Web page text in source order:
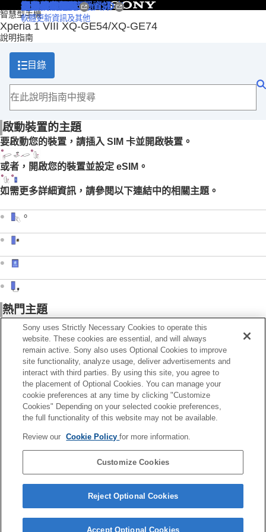
智慧型手機
Xperia 1 VIII XQ-GE54/XQ-GE74
說明指南
目錄
目錄
頁首
開始使用
瞭解基本功能
影片製作器
遊戲增強器
支援應用程式
設定
維護
網際網路和網路
連線
裝置安全
啟動裝置的主題
要啟動您的裝置，請插入 SIM 卡並開啟裝置。
或者，開啟您的裝置並設定 eSIM。
如需更多詳細資訊，請參閱以下連結中的相關主題。
開啟或關閉裝置
。
插入SIM卡和microSD卡
設定 eSIM
為裝置充電
熱門主題
擷取螢幕截圖
主畫面
各部位名稱
供參考的外部網站
Xperia 1 VIII支援資訊
軟體更新資訊及其他
Android說明
Sony uses Strictly Necessary Cookies to operate this
website. These cookies are essential, and will always
remain active. Sony also uses Optional Cookies to improve
site functionality, analyze usage, deliver advertisements and
interact with third parties. By using this site, you agree to
the placement of Optional Cookies. You can manage your
cookie preferences at any time by clicking "Customize
Cookies" Depending on your selected cookie preferences,
the full functionality of this website may not be available.
Review our Cookie Policyfor more information.
Customize Cookies
Reject Optional Cookies
Accept Optional Cookies